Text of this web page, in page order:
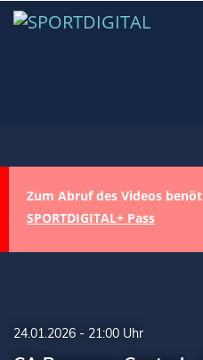
Zum Abruf des Videos
SPORTDIGITAL+ Pass
24.01.2026 - 21:00 Uhr